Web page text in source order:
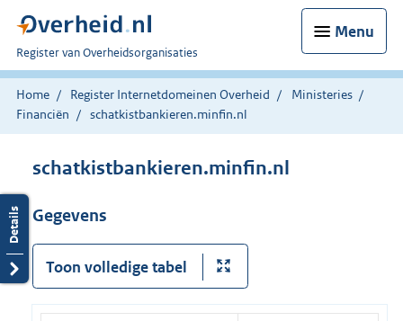
Menu
U
bent
nu
hier:
Register van Overheidsorganisaties
Home Register Internetdomeinen Overheid
Ministeries
Financiën
schatkistbankieren.minfin.nl
schatkistbankieren.minfin.nl
Gegevens
Toon volledige tabel